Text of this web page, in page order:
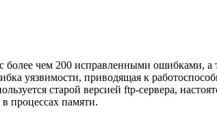
чем 200 исправленными ошибками,
уязвимости, приводящая к
старой версией ftp-сервера,
процессах памяти.